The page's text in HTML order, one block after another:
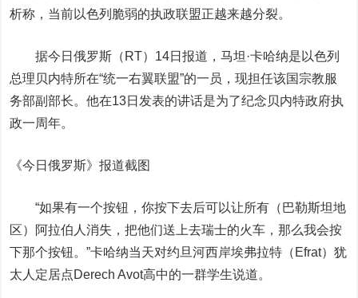
析称，当前以色列脆弱的执政联盟正越来越分裂。
据今日俄罗斯（RT）14日报道，马坦·卡哈纳是以色列
总理贝内特所在“统一右翼联盟”的一员，现担任该国宗教服
务部副部长。他在13日发表的讲话是为了纪念贝内特政府执
政一周年。
《今日俄罗斯》报道截图
“如果有一个按钮，你按下去后可以让所有（巴勒斯坦地
区）阿拉伯人消失，把他们送上去瑞士的火车，那么我会按
下那个按钮。”卡哈纳当天对约旦河西岸埃弗拉特（Efrat）犹
太人定居点Derech Avot高中的一群学生说道。